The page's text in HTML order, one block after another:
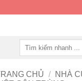
CHỦ / NHÀ